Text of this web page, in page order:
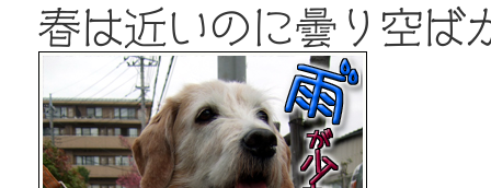
春は近いのに曇り空ば